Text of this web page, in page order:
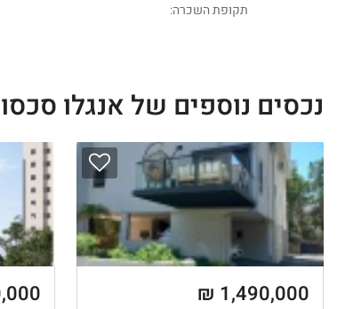
תקופת השכרה:
נכסים נוספים של אנגלו
1,490,000 ₪
₪